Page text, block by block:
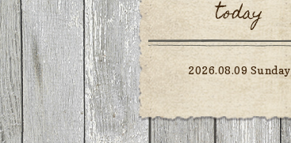
today
2026.08.09 Sunday